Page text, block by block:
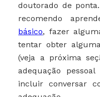
doutorado de
recomendo
básico, fazer
tentar obter
(veja a próxima
adequação
incluir conversar